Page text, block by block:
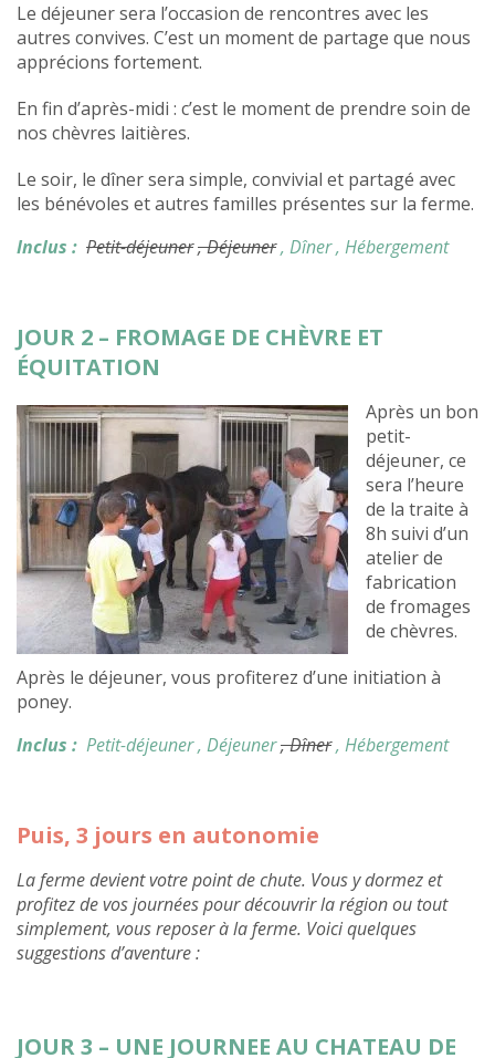
Le déjeuner sera l’occasion de rencontres avec les
autres convives. C’est un moment de partage que nous
apprécions fortement.
En fin d’après-midi : c’est le moment de prendre soin de
nos chèvres laitières.
Le soir, le dîner sera simple, convivial et partagé avec
les bénévoles et autres familles présentes sur la ferme.
Inclus : Petit-déjeuner, Déjeuner, Dîner, Hébergement
JOUR 2 – FROMAGE DE CHÈVRE ET
ÉQUITATION
Après un bon
petit-
déjeuner, ce
sera l’heure
de la traite à
8h suivi d’un
atelier de
fabrication
de fromages
de chèvres.
Après le déjeuner, vous profiterez d’une initiation à
poney.
Inclus : Petit-déjeuner, Déjeuner, Dîner, Hébergement
Puis, 3 jours en autonomie
La ferme devient votre point de chute. Vous y dormez et
profitez de vos journées pour découvrir la région ou tout
simplement, vous reposer à la ferme. Voici quelques
suggestions d’aventure :
JOUR 3 – UNE JOURNEE AU CHATEAU DE